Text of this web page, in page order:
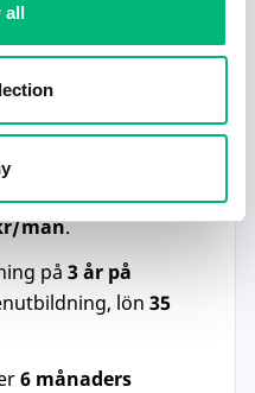
all
arbetslivet finns det
utbildning (mellan 6
erbjuder god lön
6–18 månader,
mån.
på 3 år på
lön 35
6 månaders